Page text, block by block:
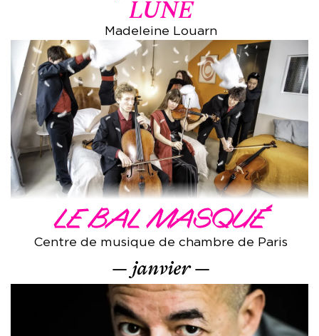
LUNE
Madeleine Louarn
LE BAL MASQUÉ
Centre de musique de chambre de Paris
janvier